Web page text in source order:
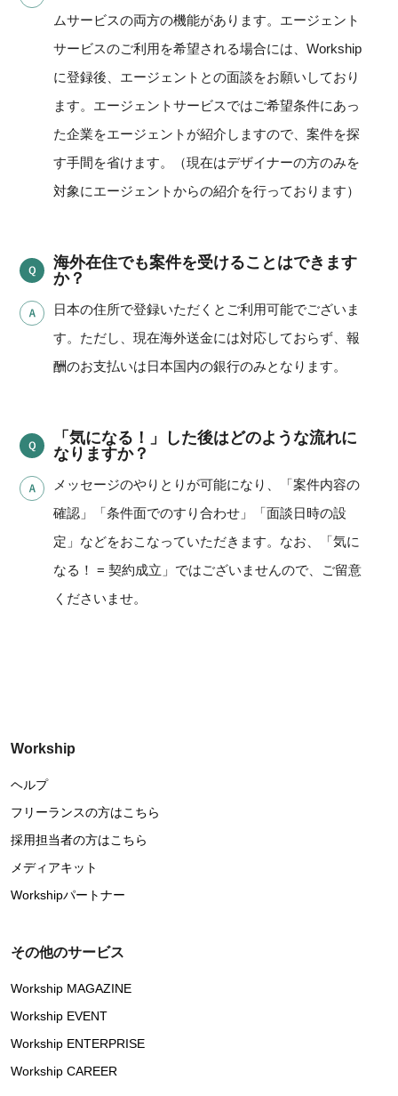
ムサービスの両方の機能があります。エージェント
サービスのご利用を希望される場合には、Workship
に登録後、エージェントとの面談をお願いしており
ます。エージェントサービスではご希望条件にあっ
た企業をエージェントが紹介しますので、案件を探
す手間を省けます。（現在はデザイナーの方のみを
対象にエージェントからの紹介を行っております）
海外在住でも案件を受けることはできます
か？
日本の住所で登録いただくとご利用可能でございま
す。ただし、現在海外送金には対応しておらず、報
酬のお支払いは日本国内の銀行のみとなります。
「気になる！」した後はどのような流れに
なりますか？
メッセージのやりとりが可能になり、「案件内容の
確認」「条件面でのすり合わせ」「面談日時の設
定」などをおこなっていただきます。なお、「気に
なる！ = 契約成立」ではございませんので、ご留意
くださいませ。
Workship
ヘルプ
フリーランスの方はこちら
採用担当者の方はこちら
メディアキット
Workshipパートナー
その他のサービス
Workship MAGAZINE
Workship EVENT
Workship ENTERPRISE
Workship CAREER